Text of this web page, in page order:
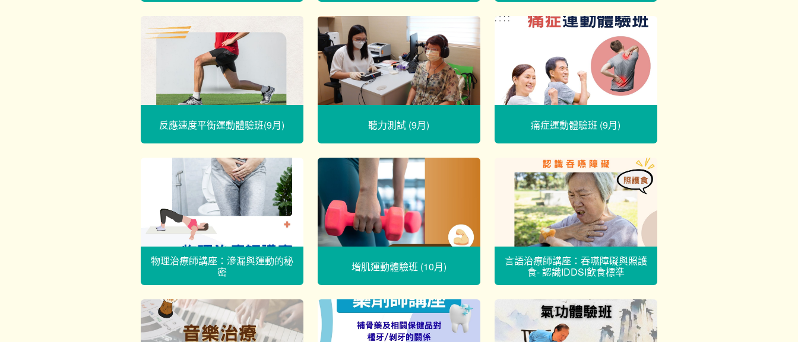
反應速度平衡運動體驗班(9月) 聽力測試 (9月) 痛症運動體驗班 (9月)
物理治療師講座：滲漏與運動的秘
密
增肌運動體驗班 (10月)
言語治療師講座：吞嚥障礙與照護
食- 認識IDDSI飲食標準